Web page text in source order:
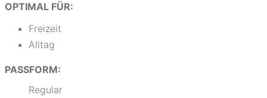
OPTIMAL FÜR:
Freizeit
Alltag
PASSFORM:
Regular